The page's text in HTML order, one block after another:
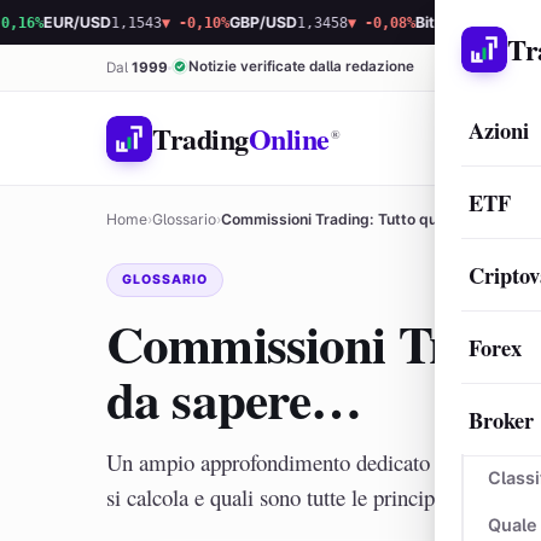
Azioni
ETF
Forex
Broker
USD1,1543▼ -0,10% GBP/USD1,3458▼ -0,08% Bitcoin64.804,72▲ 0,22%
Dal 1999 Notizie verificate dalla redazione
TradingOnline®
Home›Glossario›Commissioni Trading: Tutto quello che c’è da
GLOSSARIO
Commissioni
da sapere…
Un ampio approfondimento dedicato alle
si calcola e quali sono tutte le principali